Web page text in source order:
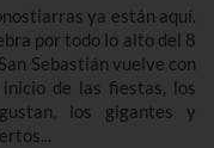
ya están aquí.
por todo lo alto del 8
Sebastián vuelve con
de las fiestas, los
los gigantes y